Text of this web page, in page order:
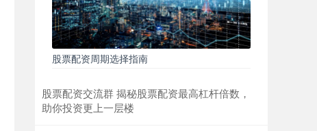
股票配资周期选择指南
股票配资交流群 揭秘股票配资最高杠杆倍数，
助你投资更上一层楼